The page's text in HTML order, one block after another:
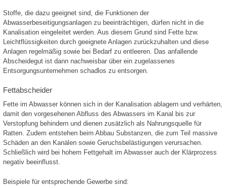
Stoffe, die dazu geeignet sind, die Funktionen der
Abwasserbeseitigungsanlagen zu beeinträchtigen, dürfen nicht in die
Kanalisation eingeleitet werden. Aus diesem Grund sind Fette bzw.
Leichtflüssigkeiten durch geeignete Anlagen zurückzuhalten und diese
Anlagen regelmäßig sowie bei Bedarf zu entleeren. Das anfallende
Abscheidegut ist dann nachweisbar über ein zugelassenes
Entsorgungsunternehmen schadlos zu entsorgen.
Fettabscheider
Fette im Abwasser können sich in der Kanalisation ablagern und verhärten,
damit den vorgesehenen Abfluss des Abwassers im Kanal bis zur
Verstopfung behindern und dienen zusätzlich als Nahrungsquelle für
Ratten. Zudem entstehen beim Abbau Substanzen, die zum Teil massive
Schäden an den Kanälen sowie Geruchsbelästigungen verursachen.
Schließlich wird bei hohem Fettgehalt im Abwasser auch der Klärprozess
negativ beeinflusst.
Beispiele für entsprechende Gewerbe sind: